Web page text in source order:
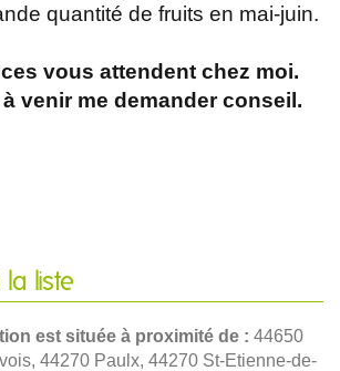
quantité de fruits en mai-juin.
vous attendent chez moi.
à venir me demander conseil.
la liste
est située à proximité de : 44650
44270 Paulx, 44270 St-Etienne-de-